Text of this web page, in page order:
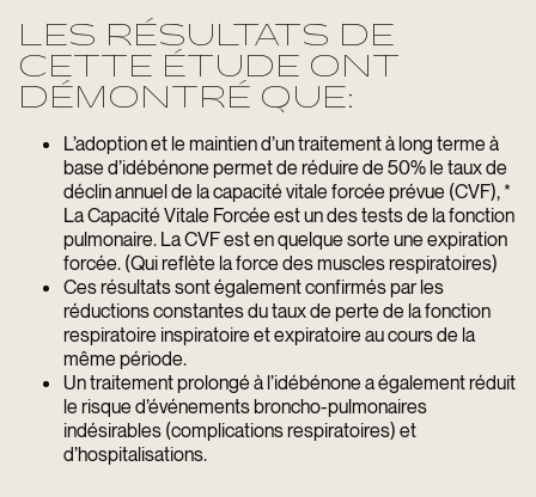
LES RÉSULTATS DE
CETTE ÉTUDE ONT
DÉMONTRÉ QUE:
L’adoption et le maintien d’un traitement à long terme à
base d’idébénone permet de réduire de 50% le taux de
déclin annuel de la capacité vitale forcée prévue (CVF), *
La Capacité Vitale Forcée est un des tests de la fonction
pulmonaire. La CVF est en quelque sorte une expiration
forcée. (Qui reflète la force des muscles respiratoires)
Ces résultats sont également confirmés par les
réductions constantes du taux de perte de la fonction
respiratoire inspiratoire et expiratoire au cours de la
même période.
Un traitement prolongé à l’idébénone a également réduit
le risque d’événements broncho-pulmonaires
indésirables (complications respiratoires) et
d’hospitalisations.